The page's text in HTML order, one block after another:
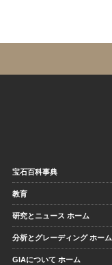
宝石百科事典
教育
研究とニュース ホーム
分析とグレーディング ホーム
GIAについて ホーム